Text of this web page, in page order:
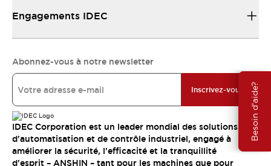
Besoin d'aide?
Engagements IDEC
Abonnez-vous à notre newsletter
Inscrivez-vous
IDEC Corporation est un leader mondial des solutions
d'automatisation et de contrôle industriel, engagé à
améliorer la sécurité, l'efficacité et la tranquillité
d'esprit – ANSHIN – tant pour les machines que pour